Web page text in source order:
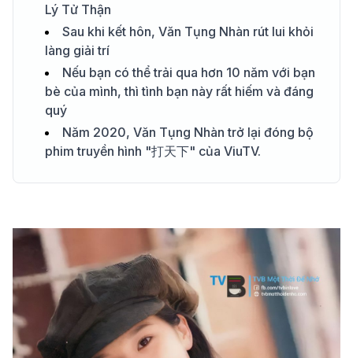
Lý Tử Thận
Sau khi kết hôn, Văn Tụng Nhàn rút lui khỏi
làng giải trí
Nếu bạn có thể trải qua hơn 10 năm với bạn
bè của mình, thì tình bạn này rất hiếm và đáng
quý
Năm 2020, Văn Tụng Nhàn trở lại đóng bộ
phim truyền hình "打天下" của ViuTV.